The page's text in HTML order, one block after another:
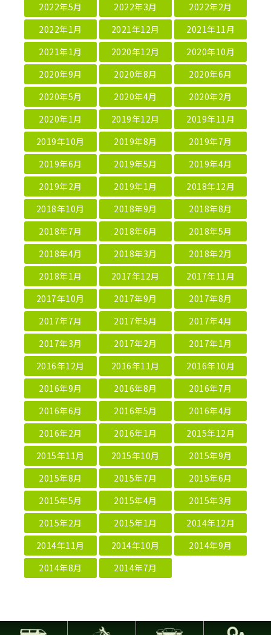
2022年5月
2022年3月
2022年2月
2022年1月
2021年12月
2021年11月
2021年1月
2020年12月
2020年10月
2020年9月
2020年8月
2020年6月
2020年5月
2020年4月
2020年2月
2020年1月
2019年12月
2019年11月
2019年10月
2019年8月
2019年7月
2019年6月
2019年5月
2019年4月
2019年2月
2019年1月
2018年12月
2018年10月
2018年9月
2018年8月
2018年7月
2018年6月
2018年5月
2018年4月
2018年3月
2018年2月
2018年1月
2017年12月
2017年11月
2017年10月
2017年9月
2017年8月
2017年7月
2017年5月
2017年4月
2017年3月
2017年2月
2017年1月
2016年12月
2016年11月
2016年10月
2016年9月
2016年8月
2016年7月
2016年6月
2016年5月
2016年4月
2016年2月
2016年1月
2015年12月
2015年11月
2015年10月
2015年9月
2015年8月
2015年7月
2015年6月
2015年5月
2015年4月
2015年3月
2015年2月
2015年1月
2014年12月
2014年11月
2014年10月
2014年9月
2014年8月
2014年7月